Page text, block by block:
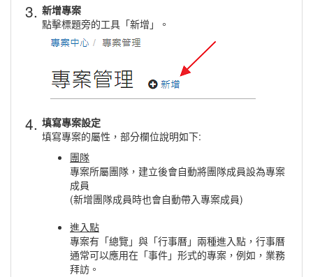
3. 新增專案
點擊標題旁的工具「新增」。
4. 填寫專案設定
填寫專案的屬性，部分欄位說明如下:
團隊
專案所屬團隊，建立後會自動將團隊成員設為專案
成員
(新增團隊成員時也會自動帶入專案成員)
進入點
專案有「總覽」與「行事曆」兩種進入點，行事曆
通常可以應用在「事件」形式的專案，例如，業務
拜訪。